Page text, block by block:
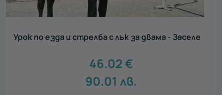
Урок по езда и стрелба с лък за двама - Заселе
46.02€
90.01 лв.